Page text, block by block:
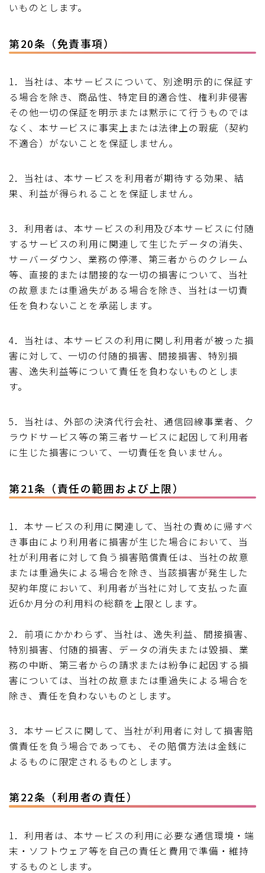
いものとします。
第20条（免責事項）
1．当社は、本サービスについて、別途明示的に保証す
る場合を除き、商品性、特定目的適合性、権利非侵害
その他一切の保証を明示または黙示にて行うものでは
なく、本サービスに事実上または法律上の瑕疵（契約
不適合）がないことを保証しません。
2．当社は、本サービスを利用者が期待する効果、結
果、利益が得られることを保証しません。
3．利用者は、本サービスの利用及び本サービスに付随
するサービスの利用に関連して生じたデータの消失、
サーバーダウン、業務の停滞、第三者からのクレーム
等、直接的または間接的な一切の損害について、当社
の故意または重過失がある場合を除き、当社は一切責
任を負わないことを承諾します。
4．当社は、本サービスの利用に関し利用者が被った損
害に対して、一切の付随的損害、間接損害、特別損
害、逸失利益等について責任を負わないものとしま
す。
5．当社は、外部の決済代行会社、通信回線事業者、ク
ラウドサービス等の第三者サービスに起因して利用者
に生じた損害について、一切責任を負いません。
第21条（責任の範囲および上限）
1．本サービスの利用に関連して、当社の責めに帰すべ
き事由により利用者に損害が生じた場合において、当
社が利用者に対して負う損害賠償責任は、当社の故意
または重過失による場合を除き、当該損害が発生した
契約年度において、利用者が当社に対して支払った直
近6か月分の利用料の総額を上限とします。
2．前項にかかわらず、当社は、逸失利益、間接損害、
特別損害、付随的損害、データの消失または毀損、業
務の中断、第三者からの請求または紛争に起因する損
害については、当社の故意または重過失による場合を
除き、責任を負わないものとします。
3．本サービスに関して、当社が利用者に対して損害賠
償責任を負う場合であっても、その賠償方法は金銭に
よるものに限定されるものとします。
第22条（利用者の責任）
1．利用者は、本サービスの利用に必要な通信環境・端
末・ソフトウェア等を自己の責任と費用で準備・維持
するものとします。